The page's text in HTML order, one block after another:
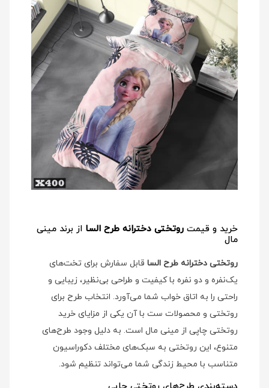
خرید و قیمت روتختی دخترانه طرح السا از برند مینی
مال
روتختی دخترانه طرح السا قابل سفارش برای تخت‌های
یک‌نفره و دو نفره با کیفیت و طراحی بی‌نظیر، زیبایی و
راحتی را به اتاق خواب شما می‌آورد. انتخاب طرح برای
روتختی و محصولات ست با آن یکی از مزایای خرید
روتختی چاپی از مینی مال است. به دلیل وجود طرح‌های
متنوع، این روتختی به سبک‌های مختلف دکوراسیون
متناسب با محیط زندگی شما می‌تواند تنظیم شود.